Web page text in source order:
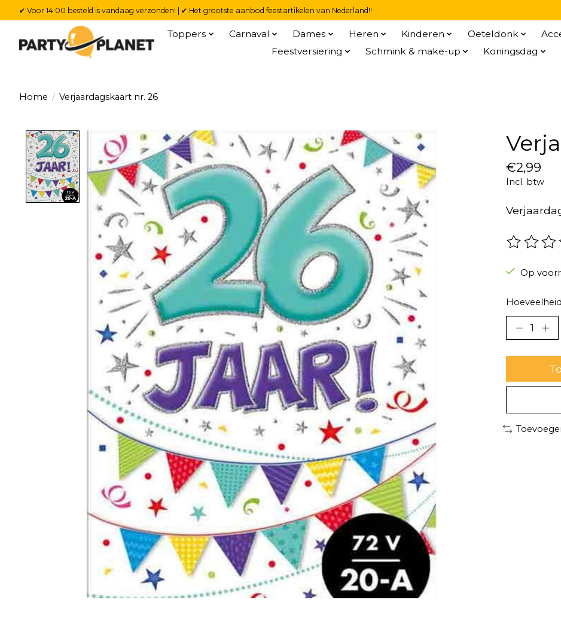
✔ Voor 14:00 besteld is vandaag verzonden! | ✔ Het grootste aanbod feestartikelen van Nederland!!
Toppers Carnaval Dames Heren Kinderen Oeteldonk
Feestversiering
Schmink & make-up Koningsdag
Home / Verjaardagskaart nr. 26
Product image slideshow Items
€2,99
Incl. btw
De
Op